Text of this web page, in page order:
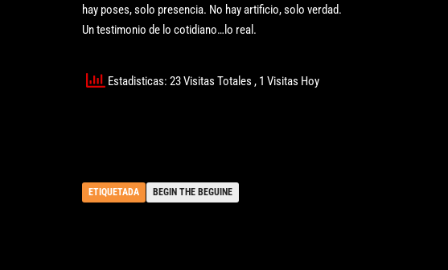
hay poses, solo presencia. No hay artificio, solo verdad.
Un testimonio de lo cotidiano…lo real.
Estadisticas: 23 Visitas Totales , 1 Visitas Hoy
ETIQUETADA BEGIN THE BEGUINE